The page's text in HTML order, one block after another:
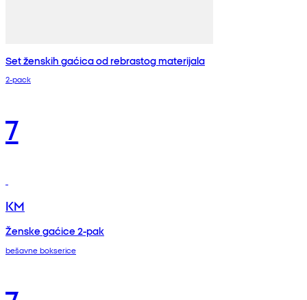
Set ženskih gaćica od rebrastog materijala
2-pack
7
KM
Ženske gaćice 2-pak
bešavne bokserice